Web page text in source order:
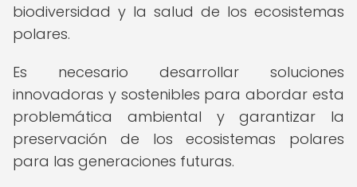
biodiversidad y la salud de los ecosistemas
polares.
Es necesario desarrollar soluciones
innovadoras y sostenibles para abordar esta
problemática ambiental y garantizar la
preservación de los ecosistemas polares
para las generaciones futuras.